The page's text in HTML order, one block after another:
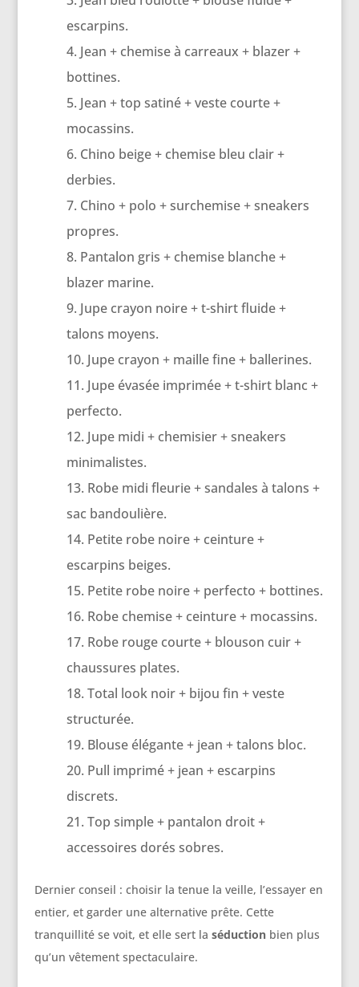
escarpins.
Jean + chemise à carreaux + blazer +
bottines.
Jean + top satiné + veste courte +
mocassins.
Chino beige + chemise bleu clair +
derbies.
Chino + polo + surchemise + sneakers
propres.
Pantalon gris + chemise blanche +
blazer marine.
Jupe crayon noire + t-shirt fluide +
talons moyens.
Jupe crayon + maille fine + ballerines.
Jupe évasée imprimée + t-shirt blanc +
perfecto.
Jupe midi + chemisier + sneakers
minimalistes.
Robe midi fleurie + sandales à talons +
sac bandoulière.
Petite robe noire + ceinture +
escarpins beiges.
Petite robe noire + perfecto + bottines.
Robe chemise + ceinture + mocassins.
Robe rouge courte + blouson cuir +
chaussures plates.
Total look noir + bijou fin + veste
structurée.
Blouse élégante + jean + talons bloc.
Pull imprimé + jean + escarpins
discrets.
Top simple + pantalon droit +
accessoires dorés sobres.
Dernier conseil : choisir la tenue la veille, l’essayer en
entier, et garder une alternative prête. Cette
tranquillité se voit, et elle sert la séductionbien plus
qu’un vêtement spectaculaire.